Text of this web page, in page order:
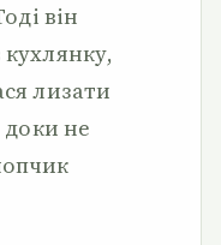
він
лизати
не